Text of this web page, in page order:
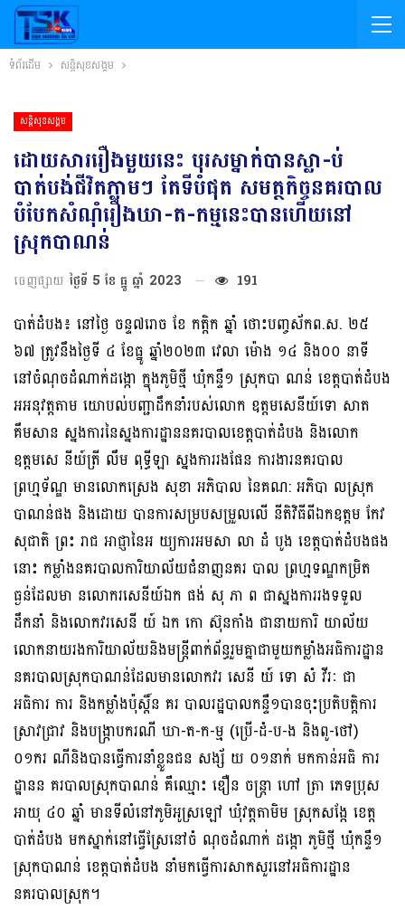
ទំព័រដើម សន្តិសុខសង្គម
សន្តិសុខសង្គម
ដោយសាររឿងមួយនេះ បុរសម្នាក់បានស្លា-ប់
បាត់បង់ជីវិតភ្លាមៗ តែទីបំផុត សមត្ថកិច្ចនគរបាល
បំបែកសំណុំរឿងឃា-ត-កម្មនេះបានហើយនៅ
ស្រុកបាណន់
ចេញផ្សាយ ថ្ងៃទី 5 ខែ ធ្នូ ឆ្នាំ 2023 191
បាត់ដំបង៖ នៅថ្ងៃ ចន្ទ៧រោច ខែ កត្តិក ឆ្នាំ ថោះបញ្ចស័កព.ស. ២៥
៦៧ ត្រូវនឹងថ្ងៃទី ៤ ខែធ្នូ ឆ្នាំ២០២៣ វេលា ម៉ោង ១៤ និង០០ នាទី
នៅចំណុចដំណាក់ដង្កោ ក្នុងភូមិថ្មី ឃុំកន្ទឺ១ ស្រុកបា ណន់ ខេត្តបាត់ដំបង
អអនុវត្តតាម យោបល់បញ្ជាដឹកនាំរបស់លោក ឧត្តមសេនីយ៍ទោ សាត
គឹមសាន ស្នងការនៃស្នងការដ្ឋាននគរបាលខេត្តបាត់ដំបង និងលោក
ឧត្តមសេ នីយ៍ត្រី លឹម ពុទ្ធីឡា ស្នងការរងផែន ការងារនគរបាល
ព្រហ្មទ័ណ្ឌ មានលោកស្រេង សុខា អភិបាល នៃគណ: អភិបា លស្រុក
បាណន់ផង និងដោយ បានការសម្របសម្រួលលេី នីតិវិធីពីឯកឧត្តម កែវ
សុជាតិ ព្រះ រាជ អាជ្ញានៃអ យ្យការអមសា លា ដំ បូង ខេត្តបាត់ដំបងផង
នោះ កម្លាំងនគរបាលការិយាល័យជំនាញនគរ បាល ព្រហ្មទណ្ឌកម្រិត
ធ្ងន់ដែលមា នលោករសេនីយ៍ឯក ផង់ សុ ភា ព ជាស្នងការរងទទួល
ដឹកនាំ និងលោកវរសេនី យ៍ ឯក កោ ស៊ុនកាំង ជានាយការិ យាល័យ
លោកនាយរងការិយាល័យនិងមន្រ្តីពាក់ព័ន្ធរួមគ្នាជាមួយកម្លាំងអធិការដ្ឋាន
នគរបាលស្រុកបាណន់ដែលមានលោកវរ សេនី យ៍ ទោ សំ វីរៈ ជា
អធិការ ការ និងកម្លាំងប៉ុស្តិ៍ន គរ បាលរដ្ឋបាលកន្ទឺ១បានចុះប្រតិបត្តិការ
ស្រាវជ្រាវ និងបង្ក្រាបករណី ឃា-ត-ក-ម្ម (ប្រើ-ដំ-ប-ង និងពូ-ថៅ)
០១ករ ណីនិងបានធ្វើការនាំខ្លួនជន សង្ស័ យ ០១នាក់ មកកាន់អធិ ការ
ដ្ឋានន គរបាលស្រុកបាណន់ គឺឈ្មោះ ឌឿន ចន្ត្រា ហៅ ត្រា ភេទប្រុស
អាយុ ៤០ ឆ្នាំ មានទីលំនៅភូមិអូស្រឡៅ ឃុំវត្តតាមិម ស្រុកសង្កែ ខេត្ត
បាត់ដំបង មកស្នាក់នៅធ្វើស្រែនៅចំ ណុចដំណាក់ ដង្កោ ភូមិថ្មី ឃុំកន្ទឺ១
ស្រុកបាណន់ ខេត្តបាត់ដំបង នាំមកធ្វេីការសាកសួរនៅអធិការដ្ឋាន
នគរបាលស្រុក។